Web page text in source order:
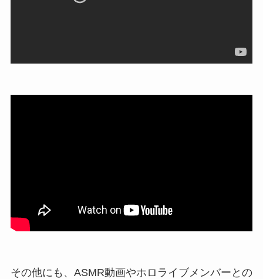
その他にも、ASMR動画やホロライブメンバーとの